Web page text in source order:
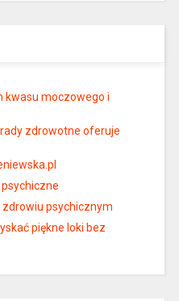
kwasu moczowego i
rady zdrowotne oferuje
zdrowiu psychicznym
piękne loki bez